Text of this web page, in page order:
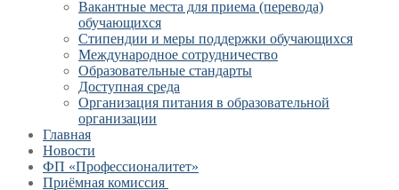
Вакантные места для приема (перевода)
обучающихся
Стипендии и меры поддержки обучающихся
Международное сотрудничество
Образовательные стандарты
Доступная среда
Организация питания в образовательной
организации
Главная
Новости
ФП «Профессионалитет»
Приёмная комиссия